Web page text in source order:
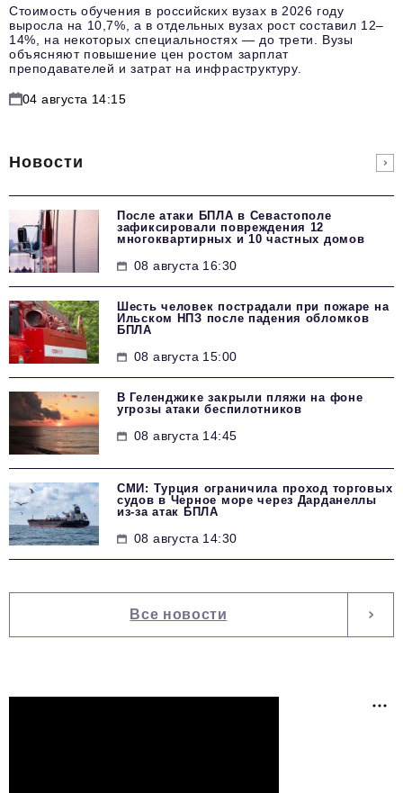
Стоимость обучения в российских вузах в 2026 году
выросла на 10,7%, а в отдельных вузах рост составил 12–
14%, на некоторых специальностях — до трети. Вузы
объясняют повышение цен ростом зарплат
преподавателей и затрат на инфраструктуру.
04 августа 14:15
Новости
После атаки БПЛА в Севастополе
зафиксировали повреждения 12
многоквартирных и 10 частных домов
08 августа 16:30
Шесть человек пострадали при пожаре на
Ильском НПЗ после падения обломков
БПЛА
08 августа 15:00
В Геленджике закрыли пляжи на фоне
угрозы атаки беспилотников
08 августа 14:45
СМИ: Турция ограничила проход торговых
судов в Черное море через Дарданеллы
из-за атак БПЛА
08 августа 14:30
Все новости